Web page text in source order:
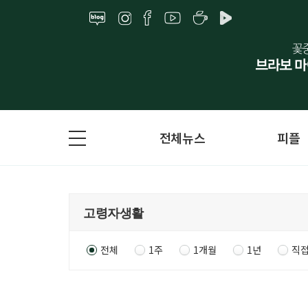
전체뉴스 피플
전체 1주 1개월 1년 직